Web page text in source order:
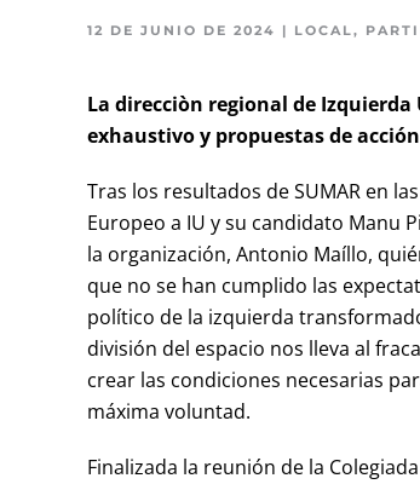
12 DE JUNIO DE 2024 | LOCAL,
La direcciòn regional de
exhaustivo y propuestas de
Tras los resultados de SUMAR en
Europeo a IU y su candidato Manu
la organización, Antonio Maíllo,
que no se han cumplido las
político de la izquierda
división del espacio nos lleva al
crear las condiciones necesarias
máxima voluntad.
Finalizada la reunión de la